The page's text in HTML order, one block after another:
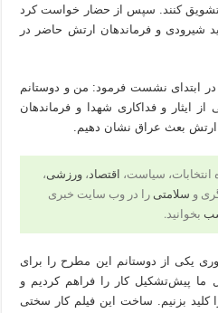
تشویق کنند. سپس از حضار خواست کرد
شیرودی و فرماندهان ارتش حاضر در
در ابتدای نشست فرمود: من و دوستانم
ایثار و فداکاری شهدا و فرماندهان
ارتش بعث عراق نشان دهیم.
انتخابات، سیاست، اقتصاد، ورزشی،
و سلامتی را در وب سایت خبری
بخوانید.
عاشوری یکی از دوستانم این مطرح را برای
کردند. طی این ۴ سال ما پیش‌تشکیل کار را فراهم کردیم و
کلید بزنیم. ساخت این فیلم کار سختی